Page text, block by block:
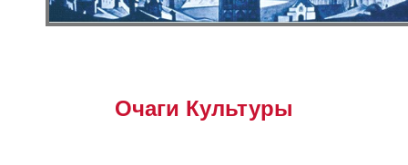
Очаги Культуры